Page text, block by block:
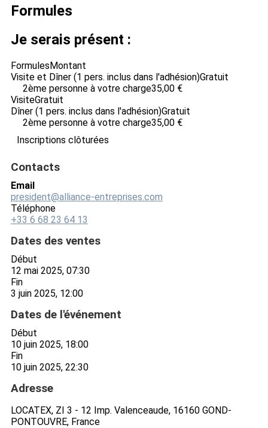
Formules
Je serais présent :
FormulesMontant
Visite et Dîner (1 pers. inclus dans l'adhésion)Gratuit
2ème personne à votre charge35,00 €
VisiteGratuit
Dîner (1 pers. inclus dans l'adhésion)Gratuit
2ème personne à votre charge35,00 €
Inscriptions clôturées
Contacts
Email
president@alliance-entreprises.com
Téléphone
+33 6 68 23 64 13
Dates des ventes
Début
12 mai 2025, 07:30
Fin
3 juin 2025, 12:00
Dates de l'événement
Début
10 juin 2025, 18:00
Fin
10 juin 2025, 22:30
Adresse
LOCATEX, ZI 3 - 12 Imp. Valenceaude, 16160 GOND-
PONTOUVRE, France